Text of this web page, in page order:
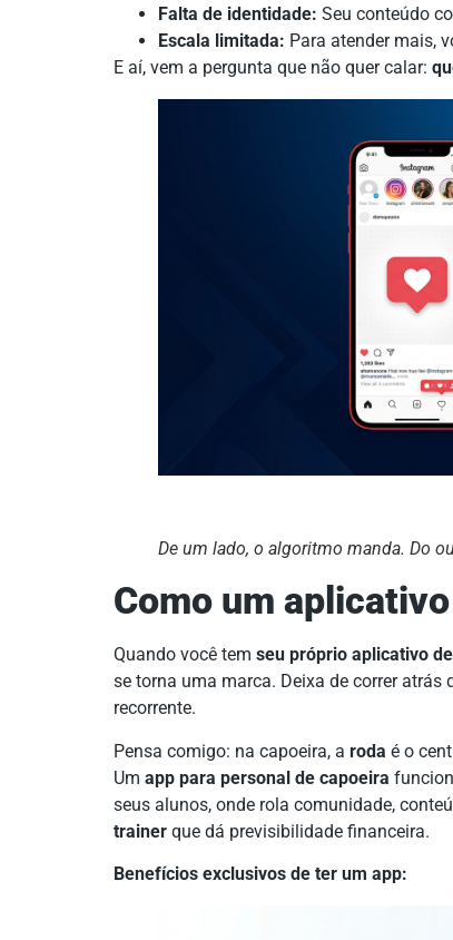
Falta de identidade: Seu conteúdo
Escala limitada: Para atender mais,
E aí, vem a pergunta que não quer calar:
De um lado, o algoritmo manda. Do
Como um
Quando você tem seu próprio aplicativo
se torna uma marca. Deixa de correr atrás
recorrente.
Pensa comigo: na capoeira, a roda é o
Um app para personal de capoeira
seus alunos, onde rola comunidade,
trainer que dá previsibilidade financeira.
Benefícios exclusivos de ter um app: